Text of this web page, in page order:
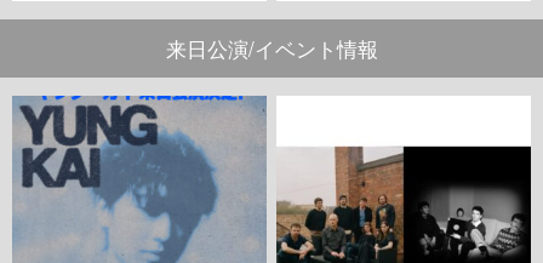
来日公演/イベント情報